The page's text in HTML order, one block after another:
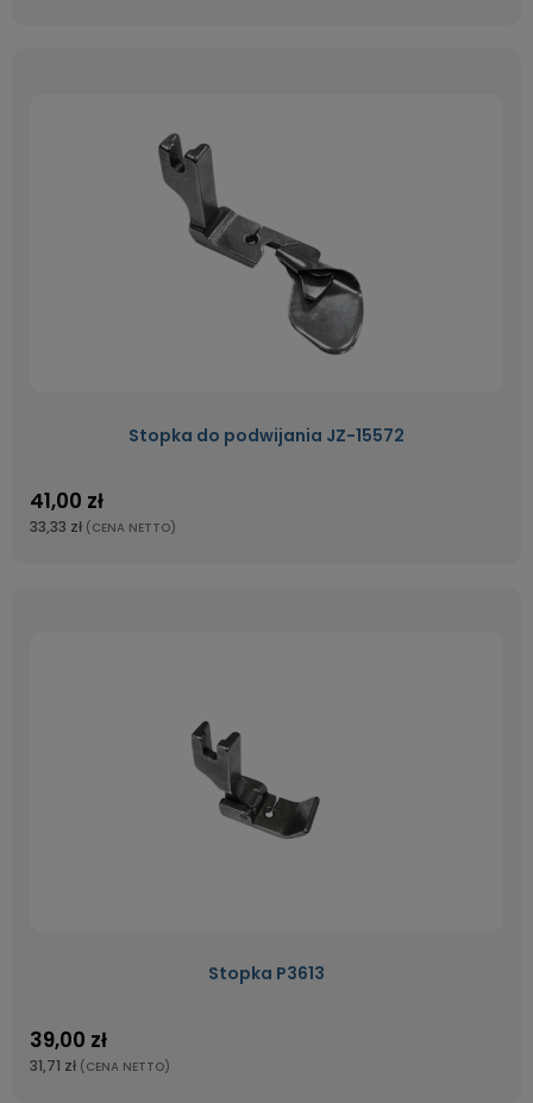
Stopka do podwijania JZ-15572
41,00 zł
33,33 zł (CENA NETTO)
Stopka P3613
39,00 zł
31,71 zł (CENA NETTO)